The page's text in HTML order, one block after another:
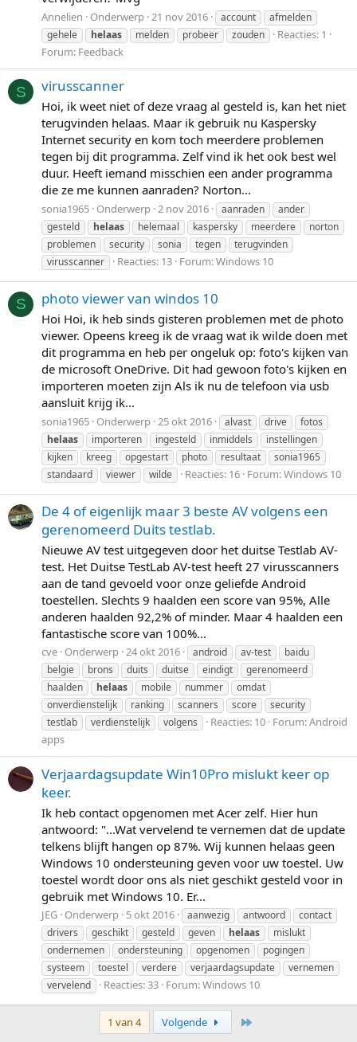
Annelien Onderwerp 21 nov 2016 account
afmelden
gehele
helaas melden probeer zouden
Reacties: 1
Forum: Feedback
S virusscanner
Hoi, ik weet niet of deze vraag al gesteld is, kan het niet
terugvinden helaas. Maar ik gebruik nu Kaspersky
Internet security en kom toch meerdere problemen
tegen bij dit programma. Zelf vind ik het ook best wel
duur. Heeft iemand misschien een ander programma
die ze me kunnen aanraden? Norton...
sonia1965 Onderwerp 2 nov 2016 aanraden
ander
gesteld
helaas helemaal kaspersky meerdere
norton
problemen
security sonia tegen
terugvinden
virusscanner
Reacties: 13 Forum:Windows 10
S photo viewer van windos 10
Hoi Hoi, ik heb sinds gisteren problemen met de photo
viewer. Opeens kreeg ik de vraag wat ik wilde doen met
dit programma en heb per ongeluk op: foto's kijken van
de microsoft OneDrive. Dit had gewoon foto's kijken en
importeren moeten zijn Als ik nu de telefoon via usb
aansluit krijg ik...
sonia1965 Onderwerp 25 okt 2016 alvast drive
fotos
helaas
importeren ingesteld inmiddels
instellingen
kijken
kreeg opgestart photo resultaat
sonia1965
standaard
viewer wilde Reacties: 16 Forum:Windows 10
De 4 of eigenlijk maar 3 beste AV volgens een
gerenomeerd Duits testlab.
Nieuwe AV test uitgegeven door het duitse Testlab AV-
test. Het Duitse TestLab AV-test heeft 27 virusscanners
aan de tand gevoeld voor onze geliefde Android
toestellen. Slechts 9 haalden een score van 95%, Alle
anderen haalden 92,2% of minder. Maar 4 haalden een
fantastische score van 100%...
cve Onderwerp 24 okt 2016 android av-test
baidu
belgie
brons duits duitse eindigt
gerenomeerd
haalden
helaas mobile nummer
omdat
onverdienstelijk
ranking scanners score
security
testlab
verdienstelijk volgens Reacties: 10 Forum:Android
apps
Verjaardagsupdate Win10Pro mislukt keer op
keer.
Ik heb contact opgenomen met Acer zelf. Hier hun
antwoord: "...Wat vervelend te vernemen dat de update
telkens blijft hangen op 87%. Wij kunnen helaas geen
Windows 10 ondersteuning geven voor uw toestel. Uw
toestel wordt door ons als niet geschikt gesteld voor in
gebruik met Windows 10. Er...
JEG Onderwerp 5 okt 2016 aanwezig antwoord
contact
drivers
geschikt gesteld geven helaas
mislukt
ondernemen
ondersteuning opgenomen
pogingen
systeem
toestel verdere verjaardagsupdate
vernemen
vervelend
Reacties: 33 Forum:Windows 10
1 van 4 Volgende